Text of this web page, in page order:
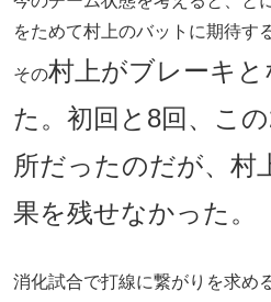
をためて村上のバットに期待す
その村上がブレーキ
た。初回と8回、こ
所だったのだが、村
果を残せなかった。
消化試合で打線に繋がりを求め